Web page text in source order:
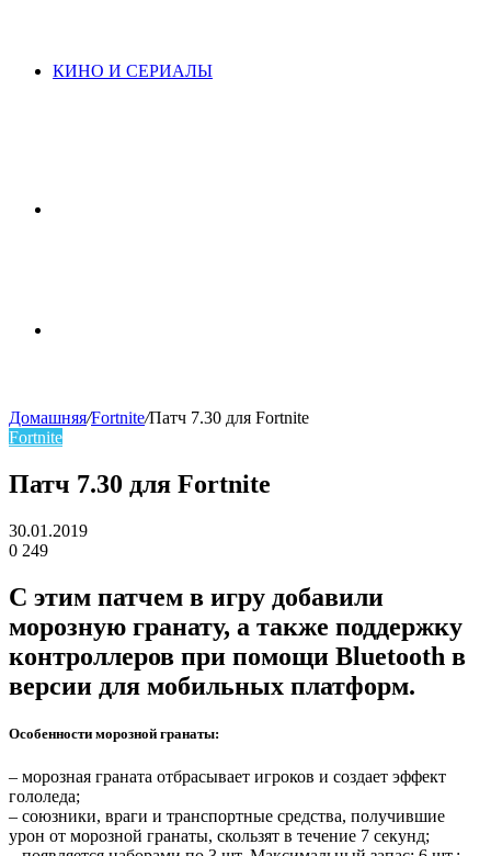
КИНО И СЕРИАЛЫ
skin
Домашняя/Fortnite/Патч 7.30 для Fortnitе
Fortnite
Патч 7.30 для Fortnitе
30.01.2019
0 249
С этим патчем в игру добавили
морозную гранату, а также поддержку
контроллеров при помощи Bluetooth в
версии для мобильных платформ.
Особенности морозной гранаты:
– морозная граната отбрасывает игроков и создает эффект
гололеда;
– союзники, враги и транспортные средства, получившие
урон от морозной гранаты, скользят в течение 7 секунд;